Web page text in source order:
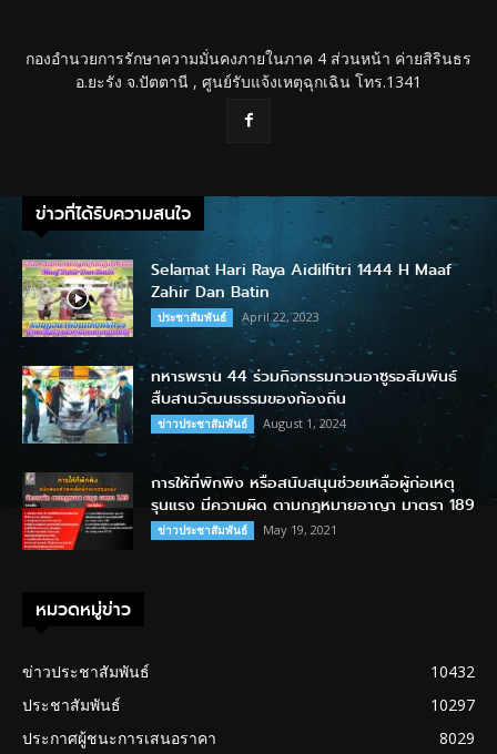
กองอำนวยการรักษาความมั่นคงภายในภาค 4 ส่วนหน้า ค่ายสิรินธร
อ.ยะรัง จ.ปัตตานี , ศูนย์รับแจ้งเหตุฉุกเฉิน โทร.1341
ข่าวที่ได้รับความสนใจ
Selamat Hari Raya Aidilfitri 1444 H Maaf
Zahir Dan Batin
ประชาสัมพันธ์ April 22, 2023
ทหารพราน 44 ร่วมกิจกรรมกวนอาซูรอสัมพันธ์
สืบสานวัฒนธรรมของท้องถิ่น
ข่าวประชาสัมพันธ์ August 1, 2024
การให้ที่พักพิง หรือสนับสนุนช่วยเหลือผู้ก่อเหตุ
รุนแรง มีความผิด ตามกฎหมายอาญา มาตรา 189
ข่าวประชาสัมพันธ์ May 19, 2021
หมวดหมู่ข่าว
ข่าวประชาสัมพันธ์
10432
ประชาสัมพันธ์
10297
ประกาศผู้ชนะการเสนอราคา
8029